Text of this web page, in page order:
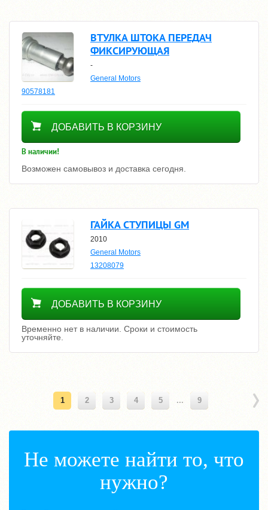
ВТУЛКА ШТОКА ПЕРЕДАЧ
ФИКСИРУЮЩАЯ
-
General Motors
90578181
1810
ДОБАВИТЬ В КОРЗИНУ
В наличии!
Возможен самовывоз и доставка сегодня.
ГАЙКА СТУПИЦЫ GM
2010
General Motors
13208079
Уточнить цену
ДОБАВИТЬ В КОРЗИНУ
Временно нет в наличии. Сроки и стоимость
уточняйте.
1 2 3 4 5 ... 9
Не можете найти то, что
нужно?